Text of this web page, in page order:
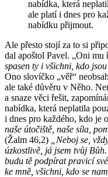
nabídka, která
ale platí i dnes pro
nabídku přijmout.
Ale přesto stojí za to si
dal apoštol Pavel. „Oni mu
spasen ty i všichni, kdo
Ono slovíčko „věř“
ale také důvěru v Něho.
a snaze věci řešit,
nabídka, která neplatila
i dnes pro každého, kdo je
naše útočiště, naše síla,
(Žalm 46,2)
„Neboj se,
úzkostlivě, já jsem tvůj
budu tě podpírat pravicí
ke mně, všichni, kdo se